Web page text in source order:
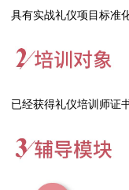
具有实战礼仪项目标准
已经获得礼仪培训师证